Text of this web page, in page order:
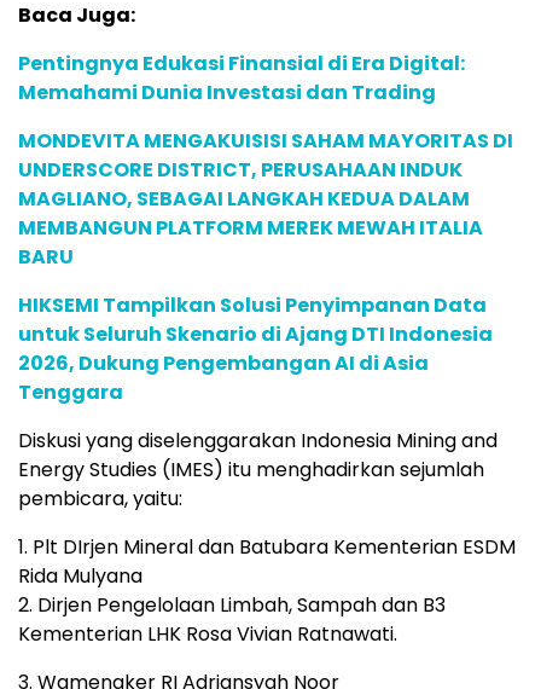
Baca Juga:
Pentingnya Edukasi Finansial di Era Digital:
Memahami Dunia Investasi dan Trading
MONDEVITA MENGAKUISISI SAHAM MAYORITAS DI
UNDERSCORE DISTRICT, PERUSAHAAN INDUK
MAGLIANO, SEBAGAI LANGKAH KEDUA DALAM
MEMBANGUN PLATFORM MEREK MEWAH ITALIA
BARU
HIKSEMI Tampilkan Solusi Penyimpanan Data
untuk Seluruh Skenario di Ajang DTI Indonesia
2026, Dukung Pengembangan AI di Asia
Tenggara
Diskusi yang diselenggarakan Indonesia Mining and
Energy Studies (IMES) itu menghadirkan sejumlah
pembicara, yaitu:
1. Plt DIrjen Mineral dan Batubara Kementerian ESDM
Rida Mulyana
2. Dirjen Pengelolaan Limbah, Sampah dan B3
Kementerian LHK Rosa Vivian Ratnawati.
3. Wamenaker RI Adriansyah Noor